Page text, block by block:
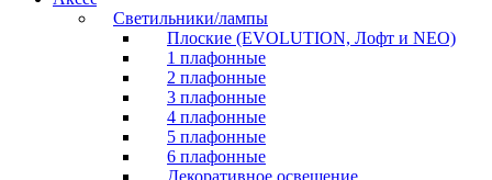
Светильники/лампы
Плоские (EVOLUTION, Лофт и NEO)
1 плафонные
2 плафонные
3 плафонные
4 плафонные
5 плафонные
6 плафонные
Декоративное освещение